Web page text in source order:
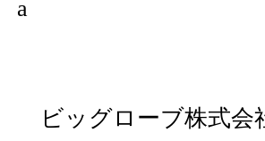
a
ビッグローブ株式会